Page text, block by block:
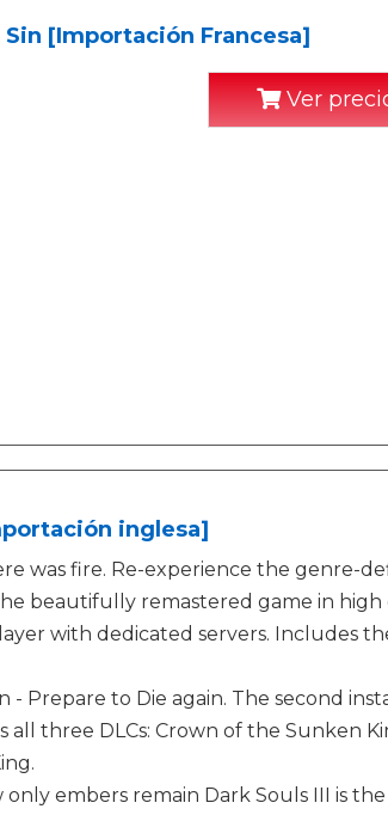
[Importación Francesa]
Ver
inglesa]
was fire. Re-experience the genre-
beautifully remastered game in high
with dedicated servers. Includes
- Prepare to Die again. The second
all three DLCs: Crown of the Sunken
only embers remain Dark Souls III is